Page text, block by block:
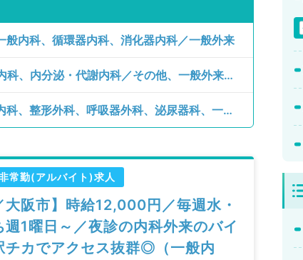
内科、循環器内科、消化器内科／一般外来
【大阪府／大阪市北区】金曜日／時給10,000円／一般内科、内分泌・代謝内科／その他、一般外来、一般外来、一般外来
【大阪府／大阪市北区】土曜日／1回178,500円／神経内科、整形外科、呼吸器外科、泌尿器科、一般内科、循環器内科、呼吸器内科、消化器内科、内分泌・代謝内科、腎臓内科、血液内科、外科系全般、一般外科、消化器外科、救急科・ＩＣＵ／救急対応、救急対応
常勤(アルバイト)求人
大阪市】時給12,000円／毎週水・
週1曜日～／夜診の内科外来のバイ
チカでアクセス抜群◎（一般内